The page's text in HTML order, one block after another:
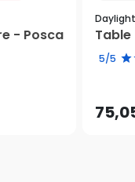
- Posca
Daylight
Table
5/5